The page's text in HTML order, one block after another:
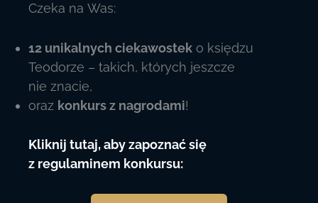
Czeka na Was:
12 unikalnych ciekawostek o księdzu
Teodorze – takich, których jeszcze
nie znacie,
oraz konkurs z nagrodami!
Kliknij tutaj, aby zapoznać się
z regulaminem konkursu: